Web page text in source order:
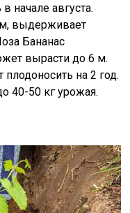
начале августа.
выдерживает
Бананас
вырасти до 6 м.
на 2 год.
40-50 кг урожая.